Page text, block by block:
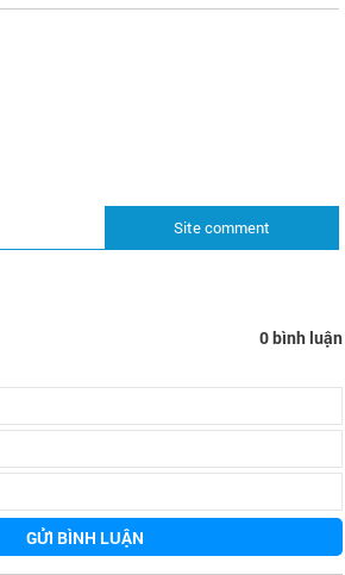
Site comment
0 bình luận
GỬI BÌNH LUẬN